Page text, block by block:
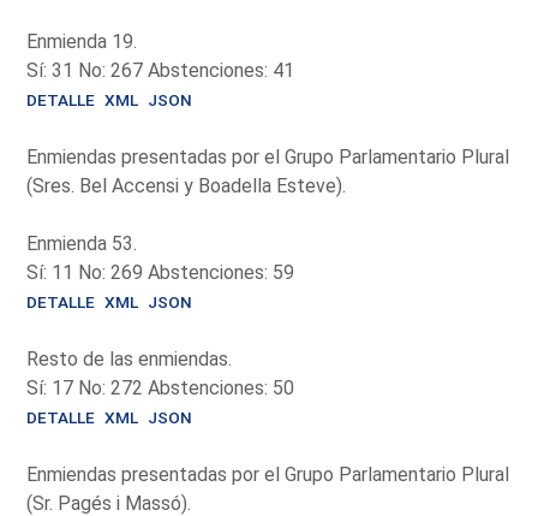
Enmienda 19.
Sí: 31 No: 267 Abstenciones: 41
DETALLE XML JSON
Enmiendas presentadas por el Grupo Parlamentario Plural
(Sres. Bel Accensi y Boadella Esteve).
Enmienda 53.
Sí: 11 No: 269 Abstenciones: 59
DETALLE XML JSON
Resto de las enmiendas.
Sí: 17 No: 272 Abstenciones: 50
DETALLE XML JSON
Enmiendas presentadas por el Grupo Parlamentario Plural
(Sr. Pagés i Massó).